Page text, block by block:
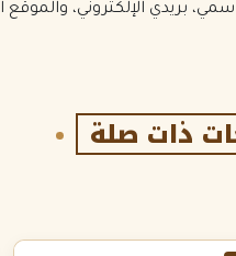
بريدي الإلكتروني،
ذات صلة